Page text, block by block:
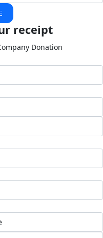
receipt
Donation